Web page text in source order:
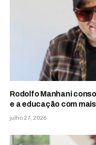
Rodolfo Manhani
e a educação com
julho 27, 2026